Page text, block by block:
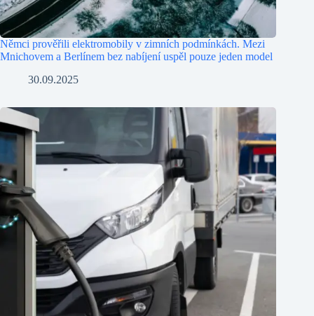
Němci prověřili elektromobily v zimních podmínkách. Mezi
Mnichovem a Berlínem bez nabíjení uspěl pouze jeden model
30.09.2025